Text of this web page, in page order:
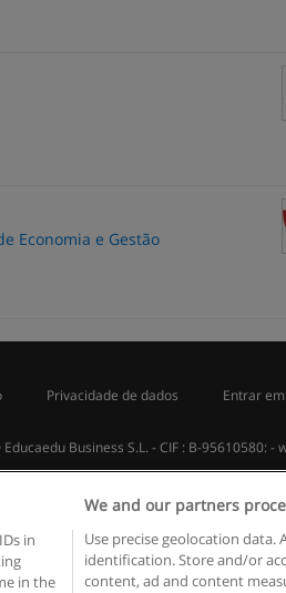
Economia e Gestão
Privacidade de dados Entrar
Business S.L. - CIF : B-95610580: -
in
in the
We and our partners
Use precise geolocation data.
identification. Store and/or
content, ad and content